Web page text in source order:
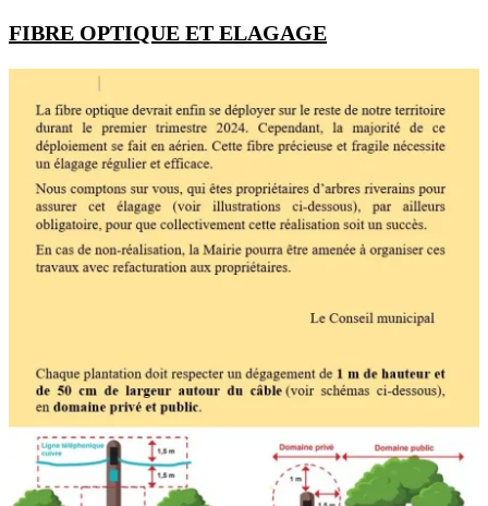
FIBRE OPTIQUE ET ELAGAGE